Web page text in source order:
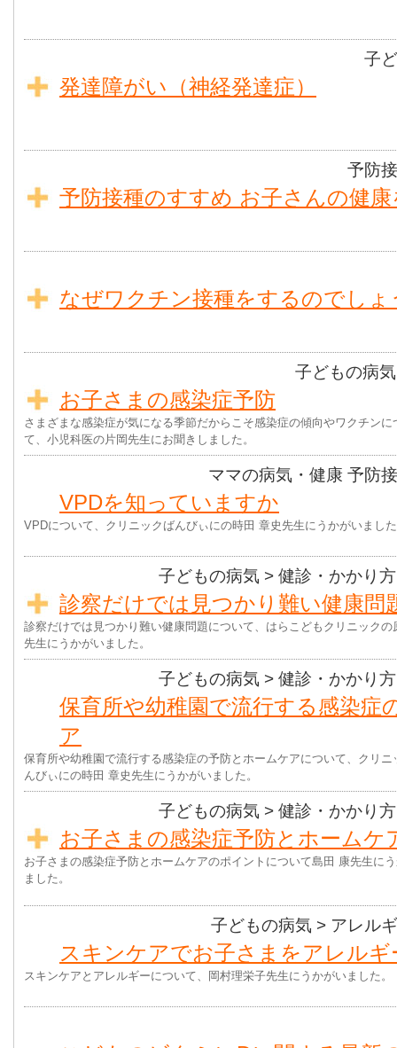
子
発達障がい（神経発達症）
予防
予防接種のすすめ お子さんの健
なぜワクチン接種をするのでしょ
子どもの病気
お子さまの感染症予防
さまざまな感染症が気になる季節だからこそ感染症の傾向やワクチンに
て、小児科医の片岡先生にお聞きしました。
ママの病気・健康 予防
VPDを知っていますか
VPDについて、クリニックばんびぃにの時田 章史先生にうかがいまし
子どもの病気 > 健診・かかり方
診察だけでは見つかり難い健康問
診察だけでは見つかり難い健康問題について、はらこどもクリニックの
先生にうかがいました。
子どもの病気 > 健診・かかり方
保育所や幼稚園で流行する感染症
ア
保育所や幼稚園で流行する感染症の予防とホームケアについて、クリニ
んびぃにの時田 章史先生にうかがいました。
子どもの病気 > 健診・かかり方
お子さまの感染症予防とホームケ
お子さまの感染症予防とホームケアのポイントについて島田 康先生に
ました。
子どもの病気 > アレル
スキンケアでお子さまをアレル
スキンケアとアレルギーについて、岡村理栄子先生にうかがいました。